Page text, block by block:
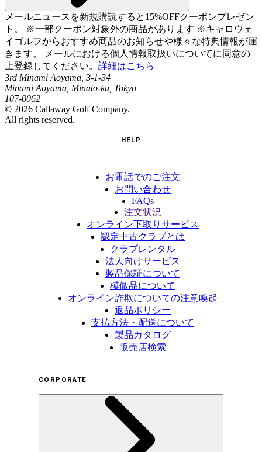
メールニュースを新規購読すると15%OFFクーポンプレゼン
ト。 ※一部クーポン対象外の商品があります ※キャロウェ
イゴルフからおすすめ商品のお知らせや様々な特典情報が届
きます。 メールにおける個人情報取扱いについてに同意の
上登録してください。 詳細はこちら
3rd Minami Aoyama, 3-1-34
Minami Aoyama, Minato-ku, Tokyo
107-0062
© 2026 Callaway Golf Company.
All rights reserved.
HELP
お電話でのご注文
お問い合わせ
FAQs
注文状況
オンライン下取りサービス
認定中古クラブとは
クラブレンタル
法人向けサービス
製品保証について
模倣品について
オンライン詐欺についての注意喚起
返品ポリシー
支払方法・配送について
製品カタログ
販売店検索
CORPORATE